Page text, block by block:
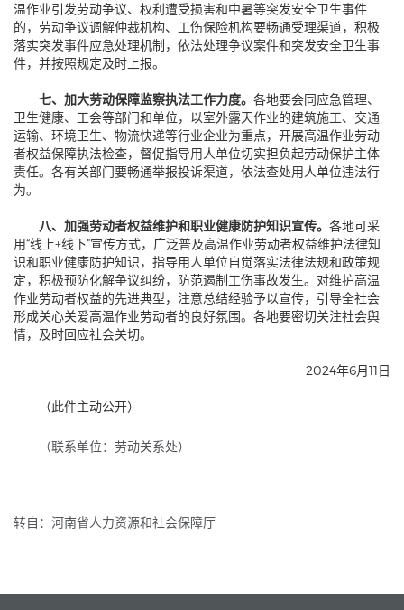
温作业引发劳动争议、权利遭受损害和中暑等突发安全卫生事件
的，劳动争议调解仲裁机构、工伤保险机构要畅通受理渠道，积极
落实突发事件应急处理机制，依法处理争议案件和突发安全卫生事
件，并按照规定及时上报。
七、加大劳动保障监察执法工作力度。 各地要会同应急管理、
卫生健康、工会等部门和单位，以室外露天作业的建筑施工、交通
运输、环境卫生、物流快递等行业企业为重点，开展高温作业劳动
者权益保障执法检查，督促指导用人单位切实担负起劳动保护主体
责任。各有关部门要畅通举报投诉渠道，依法查处用人单位违法行
为。
八、加强劳动者权益维护和职业健康防护知识宣传。 各地可采
用“线上+线下”宣传方式，广泛普及高温作业劳动者权益维护法律知
识和职业健康防护知识，指导用人单位自觉落实法律法规和政策规
定，积极预防化解争议纠纷，防范遏制工伤事故发生。对维护高温
作业劳动者权益的先进典型，注意总结经验予以宣传，引导全社会
形成关心关爱高温作业劳动者的良好氛围。各地要密切关注社会舆
情，及时回应社会关切。
2024年6月11日
（此件主动公开）
（联系单位：劳动关系处）
转自：河南省人力资源和社会保障厅